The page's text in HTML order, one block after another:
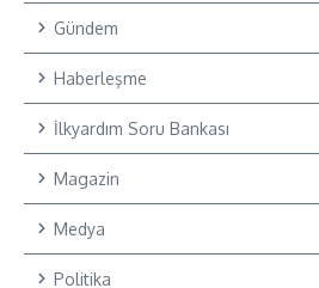
Gündem
Haberleşme
İlkyardım Soru Bankası
Magazin
Medya
Politika